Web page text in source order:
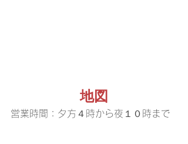
地図
営業時間：夕方４時から夜１０時まで